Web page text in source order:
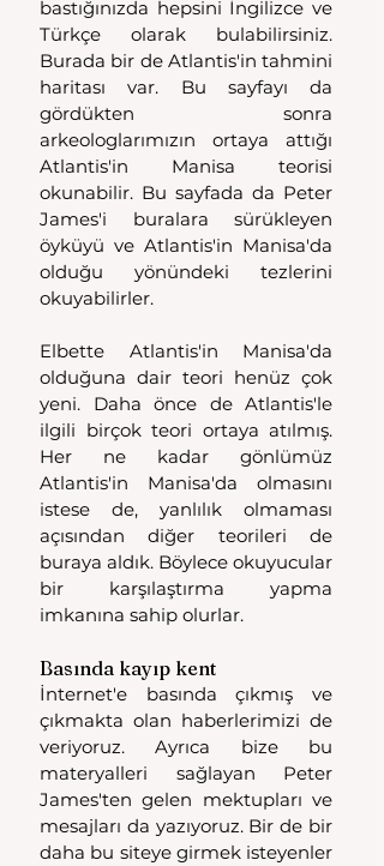
bastığınızda hepsini İngilizce ve
Türkçe olarak bulabilirsiniz.
Burada bir de Atlantis'in tahmini
haritası var. Bu sayfayı da
gördükten sonra
arkeologlarımızın ortaya attığı
Atlantis'in Manisa teorisi
okunabilir. Bu sayfada da Peter
James'i buralara sürükleyen
öyküyü ve Atlantis'in Manisa'da
olduğu yönündeki tezlerini
okuyabilirler.
Elbette Atlantis'in Manisa'da
olduğuna dair teori henüz çok
yeni. Daha önce de Atlantis'le
ilgili birçok teori ortaya atılmış.
Her ne kadar gönlümüz
Atlantis'in Manisa'da olmasını
istese de, yanlılık olmaması
açısından diğer teorileri de
buraya aldık. Böylece okuyucular
bir karşılaştırma yapma
imkanına sahip olurlar.
Basında kayıp kent
İnternet'e basında çıkmış ve
çıkmakta olan haberlerimizi de
veriyoruz. Ayrıca bize bu
materyalleri sağlayan Peter
James'ten gelen mektupları ve
mesajları da yazıyoruz. Bir de bir
daha bu siteye girmek isteyenler